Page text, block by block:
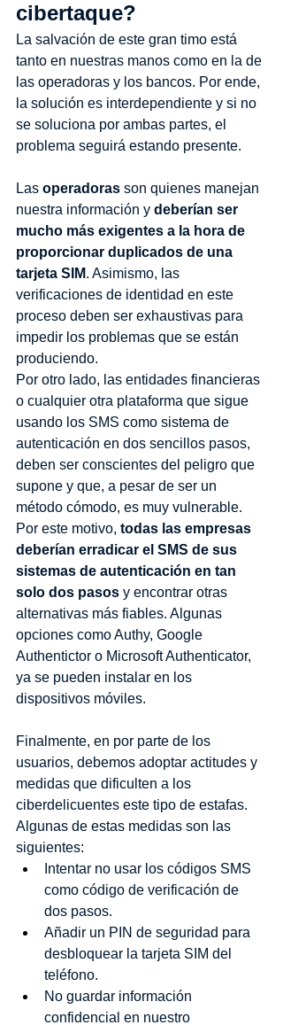
cibertaque?
La salvación de este gran timo está
tanto en nuestras manos como en la de
las operadoras y los bancos. Por ende,
la solución es interdependiente y si no
se soluciona por ambas partes, el
problema seguirá estando presente.
Las operadoras son quienes manejan
nuestra información y deberían ser
mucho más exigentes a la hora de
proporcionar duplicados de una
tarjeta SIM. Asimismo, las
verificaciones de identidad en este
proceso deben ser exhaustivas para
impedir los problemas que se están
produciendo.
Por otro lado, las entidades financieras
o cualquier otra plataforma que sigue
usando los SMS como sistema de
autenticación en dos sencillos pasos,
deben ser conscientes del peligro que
supone y que, a pesar de ser un
método cómodo, es muy vulnerable.
Por este motivo, todas las empresas
deberían erradicar el SMS de sus
sistemas de autenticación en tan
solo dos pasos y encontrar otras
alternativas más fiables. Algunas
opciones como Authy, Google
Authentictor o Microsoft Authenticator,
ya se pueden instalar en los
dispositivos móviles.
Finalmente, en por parte de los
usuarios, debemos adoptar actitudes y
medidas que dificulten a los
ciberdelicuentes este tipo de estafas.
Algunas de estas medidas son las
siguientes:
Intentar no usar los códigos SMS
como código de verificación de
dos pasos.
Añadir un PIN de seguridad para
desbloquear la tarjeta SIM del
teléfono.
No guardar información
confidencial en nuestro